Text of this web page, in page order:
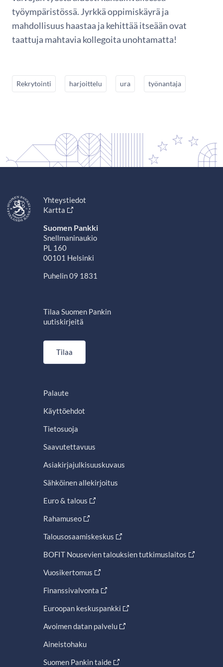
työympäristössä. Jyrkkä oppimiskäyrä ja
mahdollisuus haastaa ja kehittää itseään ovat
taattuja mahtavia kollegoita unohtamatta!
Rekrytointi harjoittelu ura työnantaja
Yhteystiedot
Kartta
Suomen Pankki
Snellmaninaukio
PL 160
00101 Helsinki
Puhelin 09 1831
Tilaa Suomen Pankin
uutiskirjeitä
Tilaa
Palaute
Käyttöehdot
Tietosuoja
Saavutettavuus
Asiakirjajulkisuuskuvaus
Sähköinen allekirjoitus
Euro & talous
Rahamuseo
Talousosaamiskeskus
BOFIT Nousevien talouksien tutkimuslaitos
Vuosikertomus
Finanssivalvonta
Euroopan keskuspankki
Avoimen datan palvelu
Aineistohaku
Suomen Pankin taide